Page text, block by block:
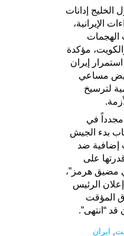
إدانات
الإيرانية،
الهجمات
مؤكدة
إيران
مساعي
لترسيخ
مجدداً في
بدء الجيش
إضافية ضد
على
مضيق هرمز”،
الرئيس
المؤقت
“انتهى”.
, ايران